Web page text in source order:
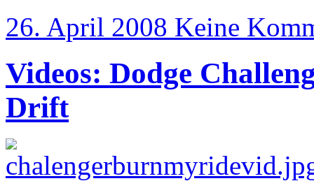
26. April 2008 Keine
Videos: Dodge
Drift